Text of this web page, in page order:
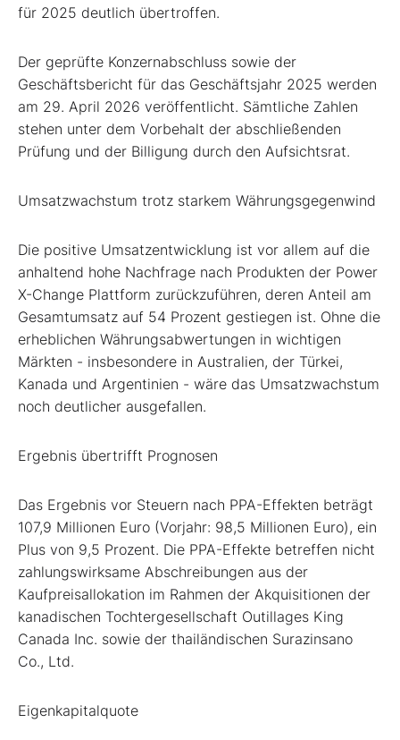
für 2025 deutlich übertroffen.
Der geprüfte Konzernabschluss sowie der
Geschäftsbericht für das Geschäftsjahr 2025 werden
am 29. April 2026 veröffentlicht. Sämtliche Zahlen
stehen unter dem Vorbehalt der abschließenden
Prüfung und der Billigung durch den Aufsichtsrat.
Umsatzwachstum trotz starkem Währungsgegenwind
Die positive Umsatzentwicklung ist vor allem auf die
anhaltend hohe Nachfrage nach Produkten der Power
X-Change Plattform zurückzuführen, deren Anteil am
Gesamtumsatz auf 54 Prozent gestiegen ist. Ohne die
erheblichen Währungsabwertungen in wichtigen
Märkten - insbesondere in Australien, der Türkei,
Kanada und Argentinien - wäre das Umsatzwachstum
noch deutlicher ausgefallen.
Ergebnis übertrifft Prognosen
Das Ergebnis vor Steuern nach PPA-Effekten beträgt
107,9 Millionen Euro (Vorjahr: 98,5 Millionen Euro), ein
Plus von 9,5 Prozent. Die PPA-Effekte betreffen nicht
zahlungswirksame Abschreibungen aus der
Kaufpreisallokation im Rahmen der Akquisitionen der
kanadischen Tochtergesellschaft Outillages King
Canada Inc. sowie der thailändischen Surazinsano
Co., Ltd.
Eigenkapitalquote